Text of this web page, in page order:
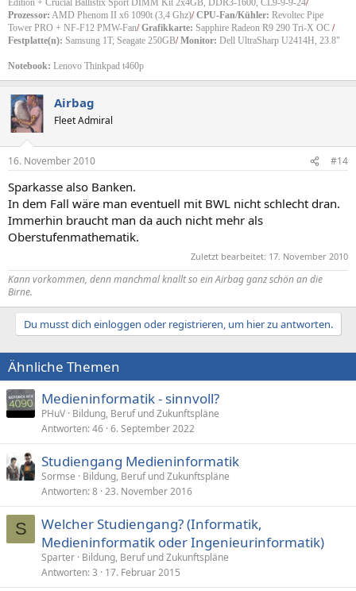
Prozessor: AMD Phenom II x6 1090t (3,4 Ghz)/ CPU-Fan/Kühler: Revoltec Pipe
Tower PRO + NF-F12 PMW-Fan/ Grafikkarte: Sapphire Radeon R9 290 Tri-X OC /
Festplatte(n): Samsung 1T; Seagate 250GB/Monitor: Dell UltraSharp U2414H, 23.8"
Notebook: Lenovo Thinkpad t460p
Airbag
Fleet Admiral
16. November 2010 #14
Sparkasse also Banken.
In dem Fall wäre man eventuell mit BWL nicht schlecht dran.
Immerhin braucht man da auch nicht mehr als
Oberstufenmathematik.
Zuletzt bearbeitet: 17. November 2010
Kann vorkommen, denn manchmal knallt so einAirbagganz schön an die
Birne.
Du musst dich einloggen oder registrieren, um hier zu antworten.
Ähnliche Themen
Medieninformatik - sinnvoll?
PHuV Bildung, Beruf und Zukunftspläne
Antworten 46 6. September 2022
Studiengang Medieninformatik
Sormse
Bildung, Beruf und Zukunftspläne
Antworten 8 23. November 2016
S
Welcher Studiengang? (Informatik,
Medieninformatik oder Ingenieurinformatik)
Sparter Bildung, Beruf und Zukunftspläne
Antworten 3 17. Februar 2015